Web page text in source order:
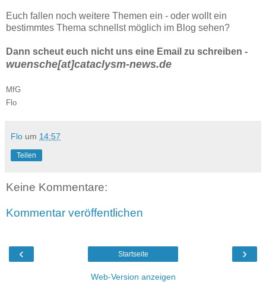
Euch fallen noch weitere Themen ein - oder wollt ein
bestimmtes Thema schnellst möglich im Blog sehen?
Dann scheut euch nicht uns eine Email zu schreiben -
wuensche[at]cataclysm-news.de
MfG
Flo
Flo um 14:57
Teilen
Keine Kommentare:
Kommentar veröffentlichen
‹ ›
Startseite
Web-Version anzeigen